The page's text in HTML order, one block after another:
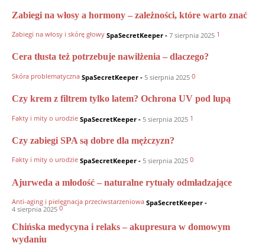
Zabiegi na włosy a hormony – zależności, które warto znać
Zabiegi na włosy i skórę głowy SpaSecretKeeper - 7 sierpnia 2025 1
Cera tłusta też potrzebuje nawilżenia – dlaczego?
Skóra problematyczna SpaSecretKeeper - 5 sierpnia 2025 0
Czy krem z filtrem tylko latem? Ochrona UV pod lupą
Fakty i mity o urodzie SpaSecretKeeper - 5 sierpnia 2025 1
Czy zabiegi SPA są dobre dla mężczyzn?
Fakty i mity o urodzie SpaSecretKeeper - 5 sierpnia 2025 0
Ajurweda a młodość – naturalne rytuały odmładzające
Anti-aging i pielęgnacja przeciwstarzeniowa SpaSecretKeeper -
4 sierpnia 2025 0
Chińska medycyna i relaks – akupresura w domowym
wydaniu